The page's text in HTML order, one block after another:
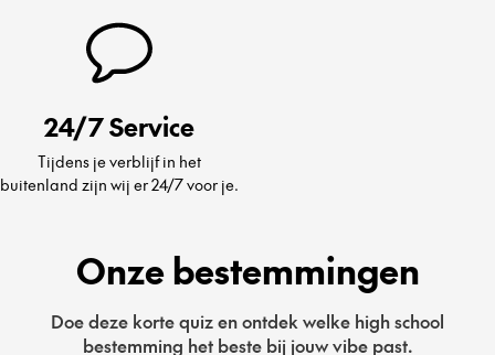
24/7 Service
Tijdens je verblijf in het
buitenland zijn wij er 24/7 voor je.
Onze bestemmingen
Doe deze korte quiz en ontdek welke high school
bestemming het beste bij jouw vibe past.